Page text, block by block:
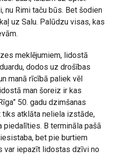
nu Rimi taču būs. Bet šodien
uz Salu. Palūdzu visas, kas
meklējumiem, lidostā
dodos uz drošības
manā rīcībā paliek vēl
man šoreiz ir kas
50. gadu dzimšanas
atklāta neliela izstāde,
piedalīties. B termināla pašā
bet pie burtiem
var iepazīt lidostas dzīvi no